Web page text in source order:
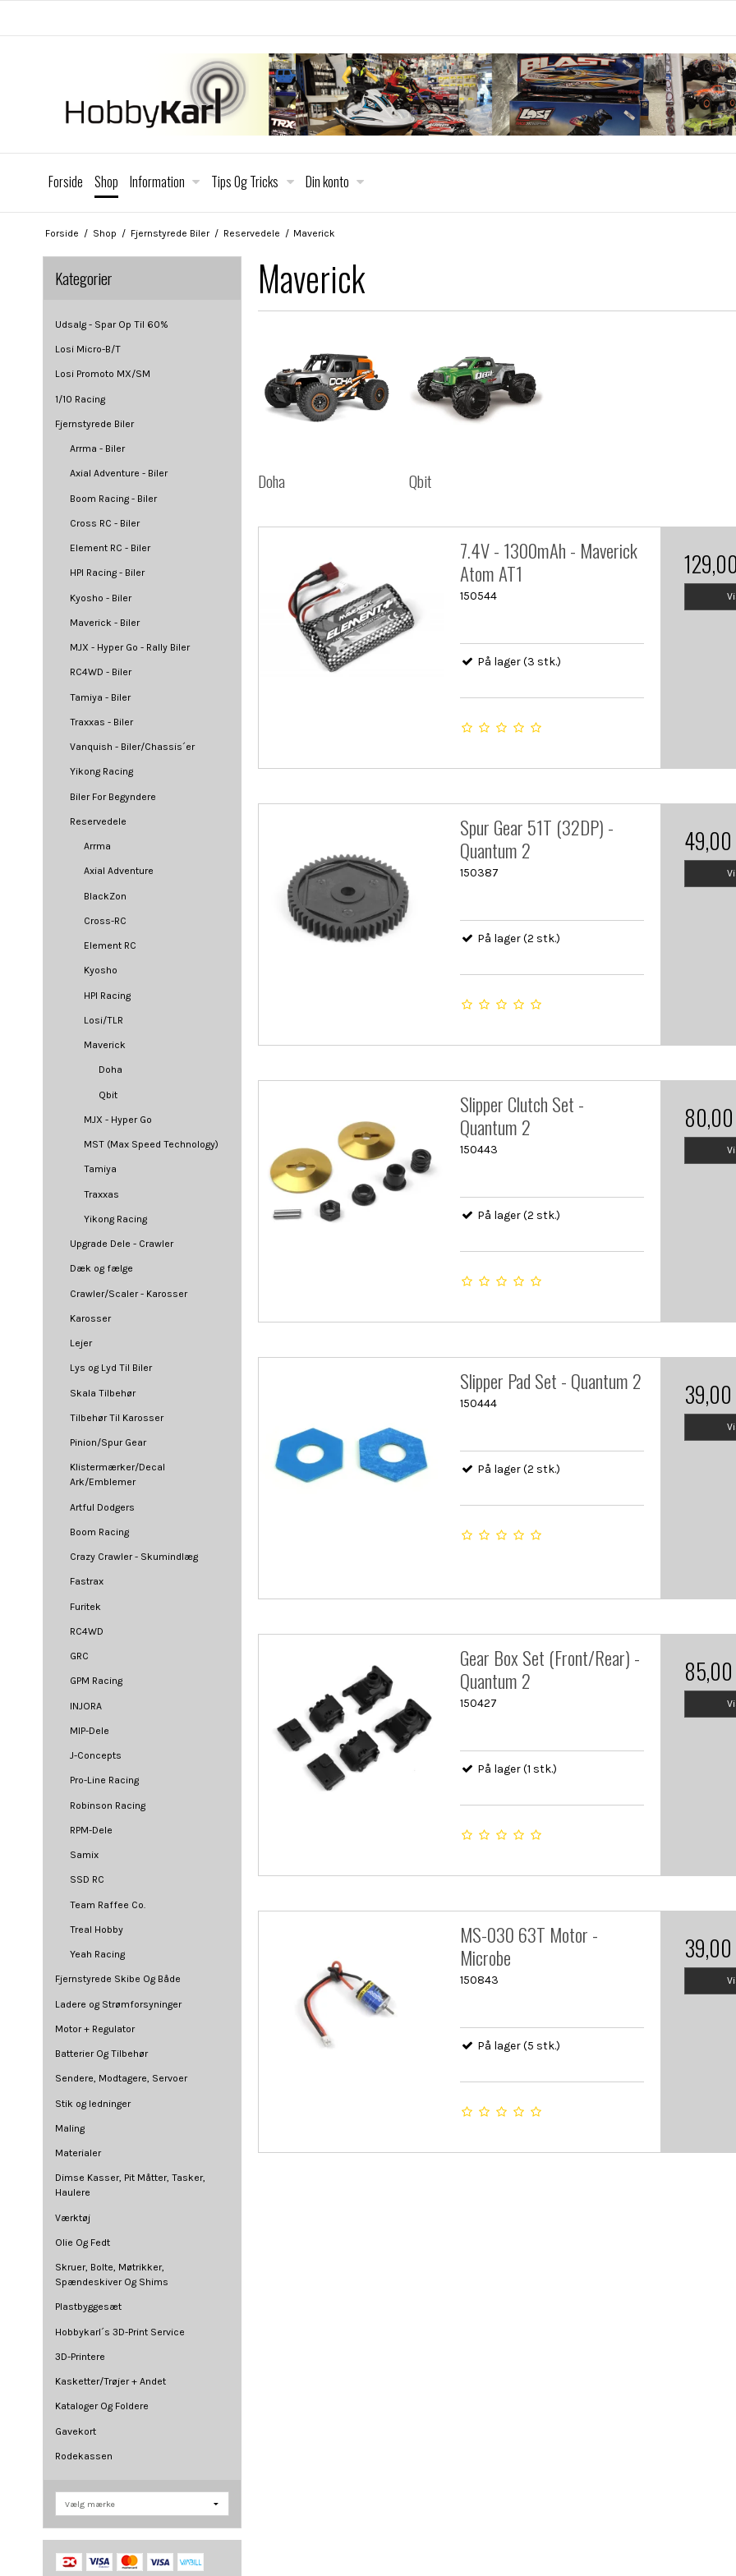
Forside Shop Information Tips Og Tricks Din konto
Forside / Shop / Fjernstyrede Biler / Reservedele / Maverick
Kategorier
Udsalg - Spar Op Til 60%
Losi Micro-B/T
Losi Promoto MX/SM
1/10 Racing
Fjernstyrede Biler
Arrma - Biler
Axial Adventure - Biler
Boom Racing - Biler
Cross RC - Biler
Element RC - Biler
HPI Racing - Biler
Kyosho - Biler
Maverick - Biler
MJX - Hyper Go - Rally Biler
RC4WD - Biler
Tamiya - Biler
Traxxas - Biler
Vanquish - Biler/Chassis´er
Yikong Racing
Biler For Begyndere
Reservedele
Arrma
Axial Adventure
BlackZon
Cross-RC
Element RC
Kyosho
HPI Racing
Losi/TLR
Maverick
Doha
Qbit
MJX - Hyper Go
MST (Max Speed Technology)
Tamiya
Traxxas
Yikong Racing
Upgrade Dele - Crawler
Dæk og fælge
Crawler/Scaler - Karosser
Karosser
Lejer
Lys og Lyd Til Biler
Skala Tilbehør
Tilbehør Til Karosser
Pinion/Spur Gear
Klistermærker/Decal
Ark/Emblemer
Artful Dodgers
Boom Racing
Crazy Crawler - Skumindlæg
Fastrax
Furitek
RC4WD
GRC
GPM Racing
INJORA
MIP-Dele
J-Concepts
Pro-Line Racing
Robinson Racing
RPM-Dele
Samix
SSD RC
Team Raffee Co.
Treal Hobby
Yeah Racing
Fjernstyrede Skibe Og Både
Ladere og Strømforsyninger
Motor + Regulator
Batterier Og Tilbehør
Sendere, Modtagere, Servoer
Stik og ledninger
Maling
Materialer
Dimse Kasser, Pit Måtter, Tasker,
Haulere
Værktøj
Olie Og Fedt
Skruer, Bolte, Møtrikker,
Spændeskiver Og Shims
Plastbyggesæt
Hobbykarl´s 3D-Print Service
3D-Printere
Kasketter/Trøjer + Andet
Kataloger Og Foldere
Gavekort
Rodekassen
Maverick
Doha Qbit
7.4V - 1300mAh - Maverick
Atom AT1
150544
På lager (3 stk.)
Spur Gear 51T (32DP) -
Quantum 2
150387
På lager (2 stk.)
49,00
Slipper Clutch Set -
Quantum 2
150443
På lager (2 stk.)
80,00
Slipper Pad Set - Quantum 2
150444
På lager (2 stk.)
39,00
Gear Box Set (Front/Rear) -
Quantum 2
150427
På lager (1 stk.)
85,00
MS-030 63T Motor -
Microbe
150843
På lager (5 stk.)
39,00